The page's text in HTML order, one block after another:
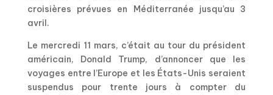
croisières prévues en Méditerranée jusqu’au 3
avril.
Le mercredi 11 mars, c’était au tour du président
américain, Donald Trump, d’annoncer que les
voyages entre l’Europe et les États-Unis seraient
suspendus pour trente jours à compter du